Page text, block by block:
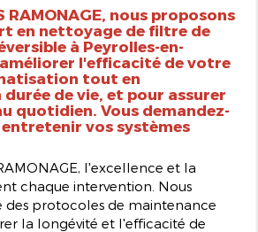
RAMONAGE, nous proposons
en nettoyage de filtre de
à Peyrolles-en-
l'efficacité de votre
tout en
de vie, et pour assurer
quotidien. Vous demandez-
vos systèmes
l'excellence et la
chaque intervention. Nous
protocoles de maintenance
la longévité et l'efficacité de